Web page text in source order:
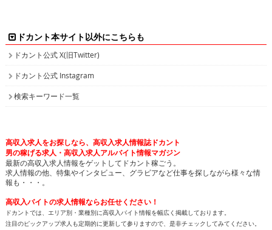
ドカント本サイト以外にこちらも
ドカント公式 X(旧Twitter)
ドカント公式 Instagram
検索キーワード一覧
高収入求人をお探しなら、高収入求人情報誌ドカント
男の稼げる求人・高収入求人アルバイト情報マガジン
最新の高収入求人情報をゲットしてドカント稼ごう。
求人情報の他、特集やインタビュー、グラビアなど仕事を探しながら様々な情
報も・・・。
高収入バイトの求人情報ならお任せください！
ドカントでは、エリア別・業種別に高収入バイト情報を幅広く掲載しております。
注目のピックアップ求人も定期的に更新して参りますので、是非チェックしてみてください。